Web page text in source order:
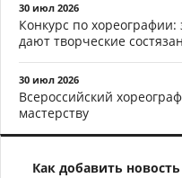
30 июл 2026
Конкурс по
дают творческие
30 июл 2026
Всероссийский
мастерству
Как добавить новость